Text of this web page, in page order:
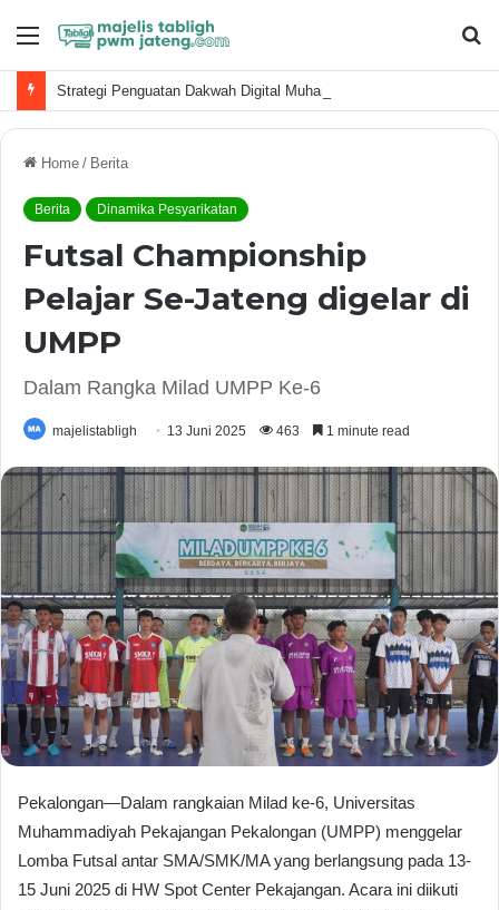
Menu
Strategi Penguatan Dakwah Digital Muhammadiyah
Home / Berita
Berita Dinamika Pesyarikatan
Futsal Championship
Pelajar Se-Jateng digelar di
UMPP
Dalam Rangka Milad UMPP Ke-6
majelistabligh 13 Juni 2025 463 1 minute read
Pekalongan—Dalam rangkaian Milad ke-6, Universitas
Muhammadiyah Pekajangan Pekalongan (UMPP) menggelar
Lomba Futsal antar SMA/SMK/MA yang berlangsung pada 13-
15 Juni 2025 di HW Spot Center Pekajangan. Acara ini diikuti